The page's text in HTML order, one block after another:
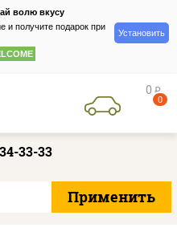
волю вкусу
и получите подарок при
Установить
0 руб
0
33-33